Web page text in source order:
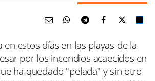
estos días en las playas de la
por los incendios acaecidos en
ha quedado "pelada" y sin otro